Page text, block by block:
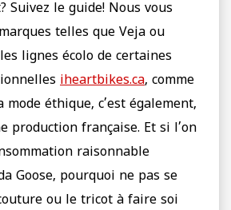
Suivez le guide! Nous vous
telles que Veja ou
lignes écolo de certaines
iheartbikes.ca, comme
mode éthique, c’est également,
production française. Et si l’on
raisonnable
Goose, pourquoi ne pas se
ou le tricot à faire soi